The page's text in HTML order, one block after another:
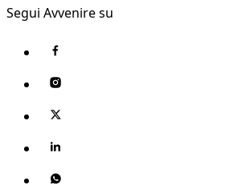
Segui Avvenire su